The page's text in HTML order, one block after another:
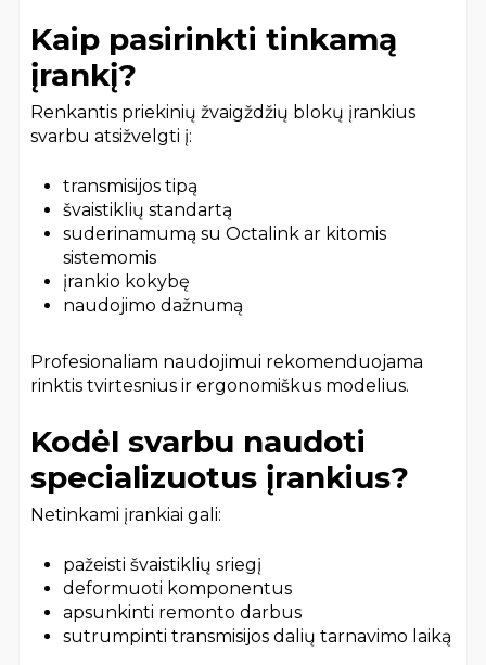
Kaip pasirinkti tinkamą
įrankį?
Renkantis priekinių žvaigždžių blokų įrankius
svarbu atsižvelgti į:
transmisijos tipą
švaistiklių standartą
suderinamumą su Octalink ar kitomis
sistemomis
įrankio kokybę
naudojimo dažnumą
Profesionaliam naudojimui rekomenduojama
rinktis tvirtesnius ir ergonomiškus modelius.
Kodėl svarbu naudoti
specializuotus įrankius?
Netinkami įrankiai gali:
pažeisti švaistiklių sriegį
deformuoti komponentus
apsunkinti remonto darbus
sutrumpinti transmisijos dalių tarnavimo laiką